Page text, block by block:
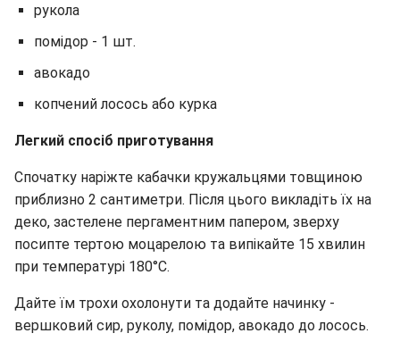
рукола
помідор - 1 шт.
авокадо
копчений лосось або курка
Легкий спосіб приготування
Спочатку наріжте кабачки кружальцями товщиною
приблизно 2 сантиметри. Після цього викладіть їх на
деко, застелене пергаментним папером, зверху
посипте тертою моцарелою та випікайте 15 хвилин
при температурі 180°C.
Дайте їм трохи охолонути та додайте начинку -
вершковий сир, руколу, помідор, авокадо до лосось.